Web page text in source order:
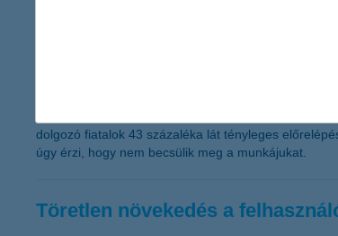
dolgozó fiatalok 43 százaléka lát tényleges
úgy érzi, hogy nem becsülik meg a munkájukat.
Töretlen növekedés a